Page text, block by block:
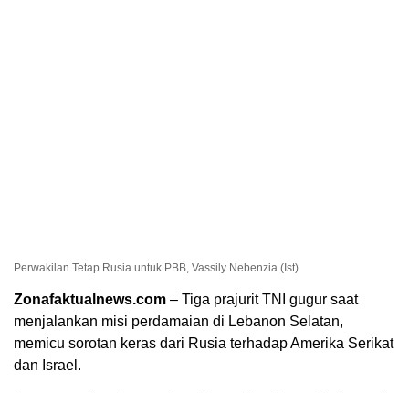
Perwakilan Tetap Rusia untuk PBB, Vassily Nebenzia (Ist)
Zonafaktualnews.com – Tiga prajurit TNI gugur saat
menjalankan misi perdamaian di Lebanon Selatan,
memicu sorotan keras dari Rusia terhadap Amerika Serikat
dan Israel.